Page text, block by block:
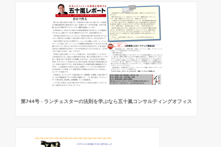
第744号 - ランチェスターの法則を学ぶなら五十嵐コンサルティングオフィス